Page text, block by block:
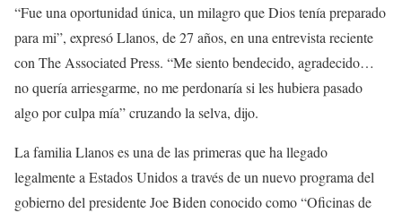
“Fue una oportunidad única, un milagro que Dios tenía preparado
para mi”, expresó Llanos, de 27 años, en una entrevista reciente
con The Associated Press. “Me siento bendecido, agradecido…
no quería arriesgarme, no me perdonaría si les hubiera pasado
algo por culpa mía” cruzando la selva, dijo.
La familia Llanos es una de las primeras que ha llegado
legalmente a Estados Unidos a través de un nuevo programa del
gobierno del presidente Joe Biden conocido como “Oficinas de